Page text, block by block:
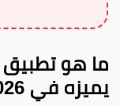
يميزه في 2026؟